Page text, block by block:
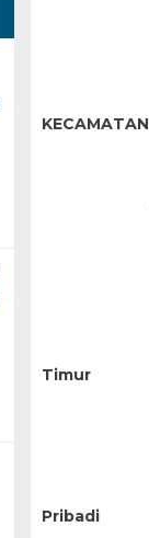
KECAMATAN
Timur
Pribadi